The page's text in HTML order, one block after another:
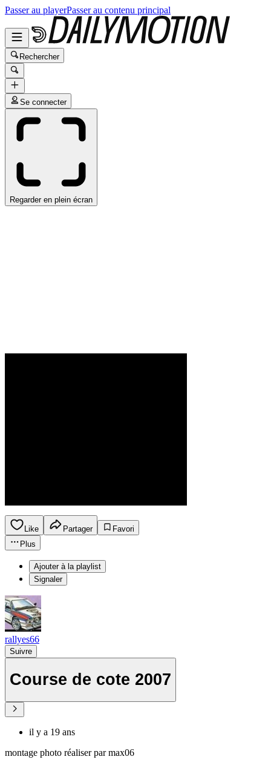
Passer au playerPasser au contenu principal
Rechercher
Se connecter
Regarder en plein écran
Like Partager
Favori
Plus
Ajouter à la playlist
Signaler
rallyes66
Suivre
Course de cote 2007
il y a 19 ans
montage photo réaliser par max06